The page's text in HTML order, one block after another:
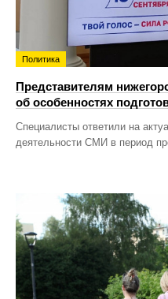
Политика
Представителям
об особенностях
Специалисты ответили на
деятельности СМИ в период